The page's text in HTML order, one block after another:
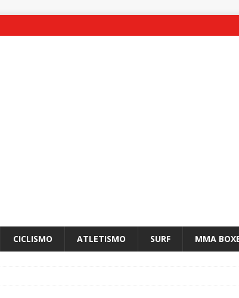
CICLISMO ATLETISMO SURF MMA